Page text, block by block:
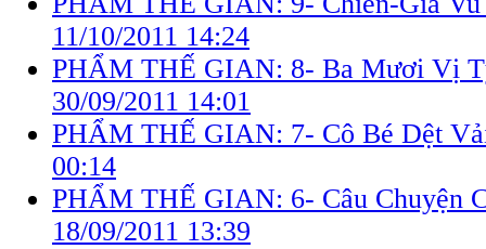
11/10/2011 14:24
PHẨM THẾ GIAN: 8- Ba Mươi Vị
30/09/2011 14:01
PHẨM THẾ GIAN: 7- Cô Bé Dệt
00:14
PHẨM THẾ GIAN: 6- Câu Chuyện
18/09/2011 13:39